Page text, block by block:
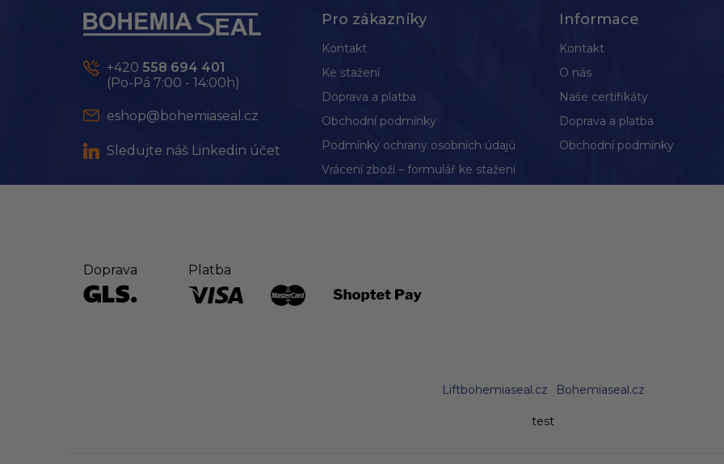
+420 558 694 401
(Po-Pá 7:00 - 14:00h)
eshop@bohemiaseal.cz
Sledujte náš Linkedin účet
Pro zákazníky
Kontakt
Ke stažení
Doprava a platba
Obchodní podmínky
Podmínky ochrany osobních údajů
Vrácení zboží – formulář ke stažení
Informace
Kontakt
O nás
Naše certifikáty
Doprava a platba
Obchodní podmínky
Doprava Platba
Liftbohemiaseal.cz Bohemiaseal.cz
test